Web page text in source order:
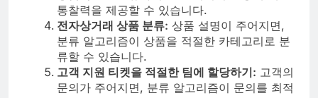
통찰력을 제공할 수 있습니다.
전자상거래 상품 분류: 상품 설명이 주어지면,
분류 알고리즘이 상품을 적절한 카테고리로 분
류할 수 있습니다.
고객 지원 티켓을 적절한 팀에 할당하기: 고객의
문의가 주어지면, 분류 알고리즘이 문의를 최적